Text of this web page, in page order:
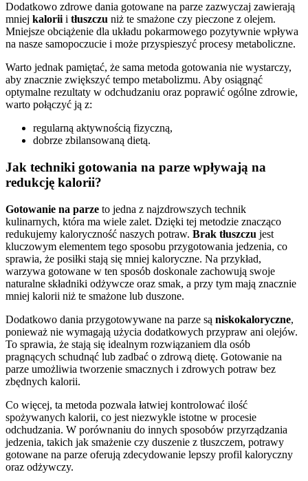
Dodatkowo zdrowe dania gotowane na parze zazwyczaj zawierają
mniej kalorii i tłuszczu niż te smażone czy pieczone z olejem.
Mniejsze obciążenie dla układu pokarmowego pozytywnie wpływa
na nasze samopoczucie i może przyspieszyć procesy metaboliczne.
Warto jednak pamiętać, że sama metoda gotowania nie wystarczy,
aby znacznie zwiększyć tempo metabolizmu. Aby osiągnąć
optymalne rezultaty w odchudzaniu oraz poprawić ogólne zdrowie,
warto połączyć ją z:
regularną aktywnością fizyczną,
dobrze zbilansowaną dietą.
Jak techniki gotowania na parze wpływają na
redukcję kalorii?
Gotowanie na parze to jedna z najzdrowszych technik
kulinarnych, która ma wiele zalet. Dzięki tej metodzie znacząco
redukujemy kaloryczność naszych potraw. Brak tłuszczu jest
kluczowym elementem tego sposobu przygotowania jedzenia, co
sprawia, że posiłki stają się mniej kaloryczne. Na przykład,
warzywa gotowane w ten sposób doskonale zachowują swoje
naturalne składniki odżywcze oraz smak, a przy tym mają znacznie
mniej kalorii niż te smażone lub duszone.
Dodatkowo dania przygotowywane na parze są niskokaloryczne,
ponieważ nie wymagają użycia dodatkowych przypraw ani olejów.
To sprawia, że stają się idealnym rozwiązaniem dla osób
pragnących schudnąć lub zadbać o zdrową dietę. Gotowanie na
parze umożliwia tworzenie smacznych i zdrowych potraw bez
zbędnych kalorii.
Co więcej, ta metoda pozwala łatwiej kontrolować ilość
spożywanych kalorii, co jest niezwykle istotne w procesie
odchudzania. W porównaniu do innych sposobów przyrządzania
jedzenia, takich jak smażenie czy duszenie z tłuszczem, potrawy
gotowane na parze oferują zdecydowanie lepszy profil kaloryczny
oraz odżywczy.